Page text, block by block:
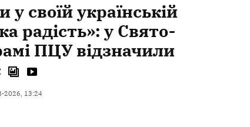
своїй українській
радість»: у Свято-
ПЦУ відзначили
2026, 13:24